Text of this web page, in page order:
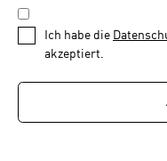
1
von
*
Ich habe die
akzeptiert.